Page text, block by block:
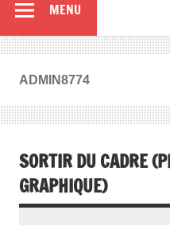
MENU
ADMIN8774
SORTIR DU CADRE
GRAPHIQUE)